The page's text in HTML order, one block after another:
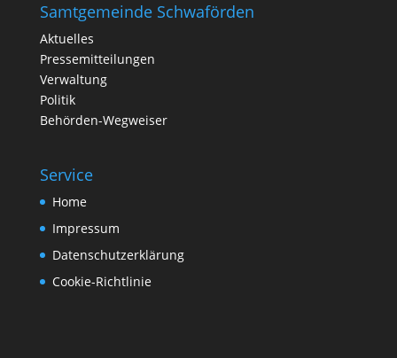
Samtgemeinde Schwaförden
Aktuelles
Pressemitteilungen
Verwaltung
Politik
Behörden-Wegweiser
Service
Home
Impressum
Datenschutzerklärung
Cookie-Richtlinie